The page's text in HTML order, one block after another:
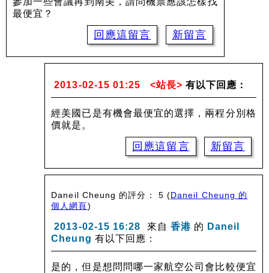
最便宜？
回應這留言 新留言
2013-02-15 01:25 <站長> 有以下回應：
經美國已是有機會最便宜的選擇，兩程分別格
價就是。
回應這留言 新留言
Daneil Cheung 的評分： 5 (Daneil Cheung 的
個人網頁)
2013-02-15 16:28 來自 香港 的 Daneil
Cheung 有以下回應：
是的，但是想問問哪一家航空公司會比較便宜